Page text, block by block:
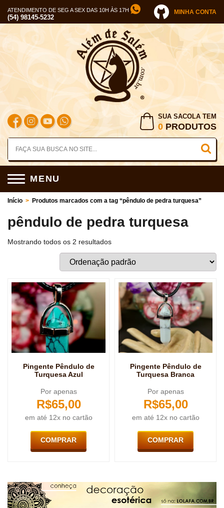
ATENDIMENTO DE SEG A SEX DAS 10H ÀS 17H
(54) 98145-5232
MINHA CONTA
SUA SACOLA TEM
0 PRODUTOS
MENU
Início > Produtos marcados com a tag “pêndulo de pedra turquesa”
pêndulo de pedra turquesa
Mostrando todos os 2 resultados
Pingente Pêndulo de
Turquesa Azul
Por apenas
R$65,00
em até 12x no cartão
COMPRAR
Pingente Pêndulo de
Turquesa Branca
Por apenas
R$65,00
em até 12x no cartão
COMPRAR